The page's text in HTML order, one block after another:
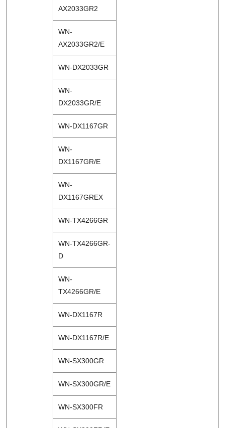
AX2033GR2
WN-
AX2033GR2/E
WN-DX2033GR
WN-
DX2033GR/E
WN-DX1167GR
WN-
DX1167GR/E
WN-
DX1167GREX
WN-TX4266GR
WN-TX4266GR-
D
WN-
TX4266GR/E
WN-DX1167R
WN-DX1167R/E
WN-SX300GR
WN-SX300GR/E
WN-SX300FR